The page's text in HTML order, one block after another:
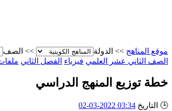
موقع المناهج >> الدولة >> الصف
الصف الثاني عشر العلمي فيزياء الفصل الثاني
خطة توزيع المنهج الدراسي
🕒 التاريخ 03:34 2022-03-02